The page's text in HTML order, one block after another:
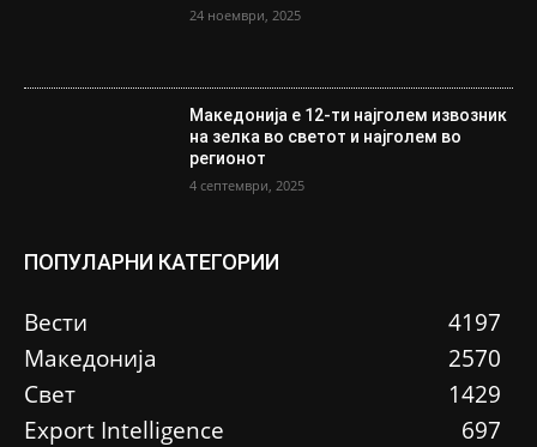
24 ноември, 2025
Македонија е 12-ти најголем извозник
на зелка во светот и најголем во
регионот
4 септември, 2025
ПОПУЛАРНИ КАТЕГОРИИ
Вести
4197
Македонија
2570
Свет
1429
Еxport Intelligence
697